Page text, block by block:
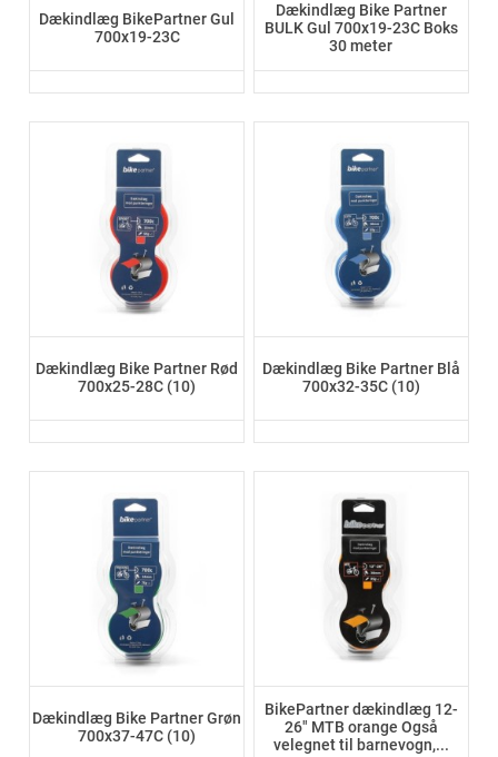
Dækindlæg BikePartner Gul
700x19-23C
Dækindlæg Bike Partner
BULK Gul 700x19-23C Boks
30 meter
Dækindlæg Bike Partner Rød
700x25-28C (10)
Dækindlæg Bike Partner Blå
700x32-35C (10)
Dækindlæg Bike Partner Grøn
700x37-47C (10)
BikePartner dækindlæg 12-
26" MTB orange Også
velegnet til barnevogn,...